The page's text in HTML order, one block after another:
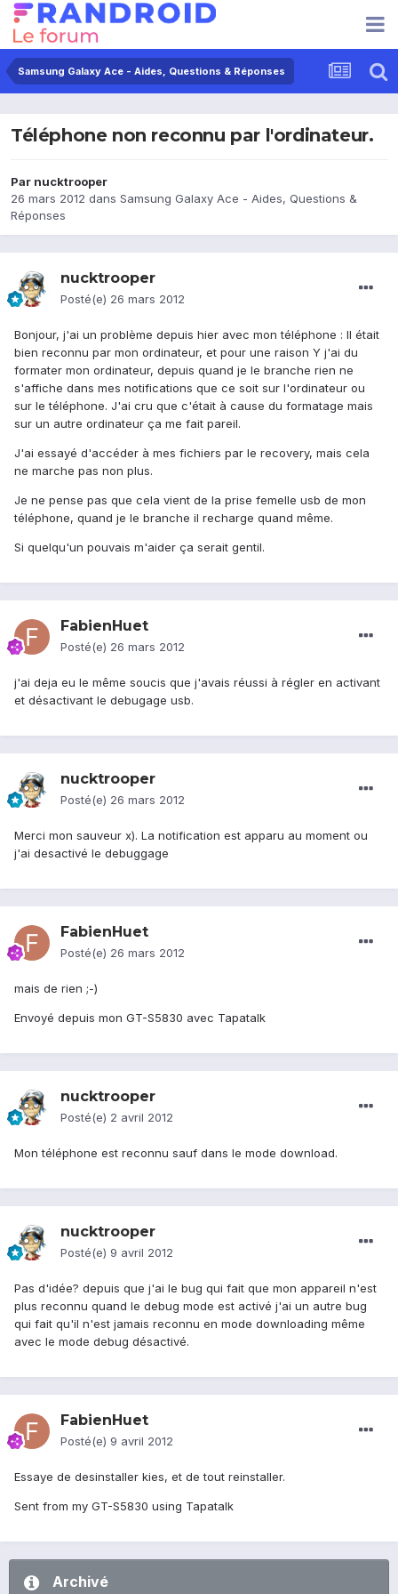
Samsung Galaxy Ace - Aides, Questions & Réponses
Téléphone non reconnu par l'ordinateur.
Par nucktrooper
26 mars 2012 dans Samsung Galaxy Ace - Aides, Questions &
Réponses
nucktrooper
Posté(e) 26 mars 2012
Bonjour, j'ai un problème depuis hier avec mon téléphone : Il était
bien reconnu par mon ordinateur, et pour une raison Y j'ai du
formater mon ordinateur, depuis quand je le branche rien ne
s'affiche dans mes notifications que ce soit sur l'ordinateur ou
sur le téléphone. J'ai cru que c'était à cause du formatage mais
sur un autre ordinateur ça me fait pareil.
J'ai essayé d'accéder à mes fichiers par le recovery, mais cela
ne marche pas non plus.
Je ne pense pas que cela vient de la prise femelle usb de mon
téléphone, quand je le branche il recharge quand même.
Si quelqu'un pouvais m'aider ça serait gentil.
FabienHuet
Posté(e) 26 mars 2012
j'ai deja eu le même soucis que j'avais réussi à régler en activant
et désactivant le debugage usb.
nucktrooper
Posté(e) 26 mars 2012
Merci mon sauveur x). La notification est apparu au moment ou
j'ai desactivé le debuggage
FabienHuet
Posté(e) 26 mars 2012
mais de rien ;-)
Envoyé depuis mon GT-S5830 avec Tapatalk
nucktrooper
Posté(e) 2 avril 2012
Mon téléphone est reconnu sauf dans le mode download.
nucktrooper
Posté(e) 9 avril 2012
Pas d'idée? depuis que j'ai le bug qui fait que mon appareil n'est
plus reconnu quand le debug mode est activé j'ai un autre bug
qui fait qu'il n'est jamais reconnu en mode downloading même
avec le mode debug désactivé.
FabienHuet
Posté(e) 9 avril 2012
Essaye de desinstaller kies, et de tout reinstaller.
Sent from my GT-S5830 using Tapatalk
Archivé